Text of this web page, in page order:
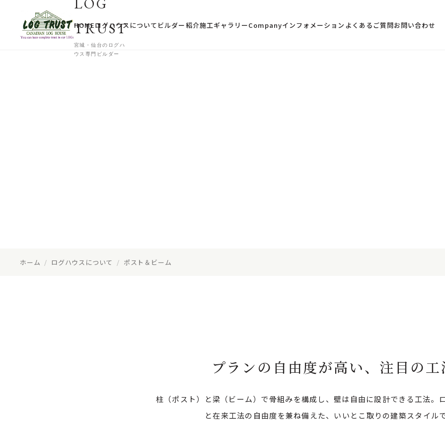
TRUST
宮城・仙台のログハ
ウス専門ビルダー
HOMEログハウスについて ビルダー紹介施工ギャラリーCompanyインフォメーション よくあるご質問お問い合わせ
ホーム / ログハウスについて / ポスト＆ビーム
プランの自由度が高い、注目の工
柱（ポスト）と梁（ビーム）で骨組みを構成し、壁は自由に設計できる工法。
と在来工法の自由度を兼ね備えた、いいとこ取りの建築スタイル